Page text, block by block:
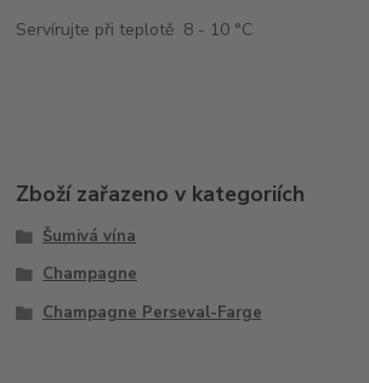
Servírujte při teplotě 8 - 10 °C
Zboží zařazeno v kategoriích
Šumivá vína
Champagne
Champagne Perseval-Farge